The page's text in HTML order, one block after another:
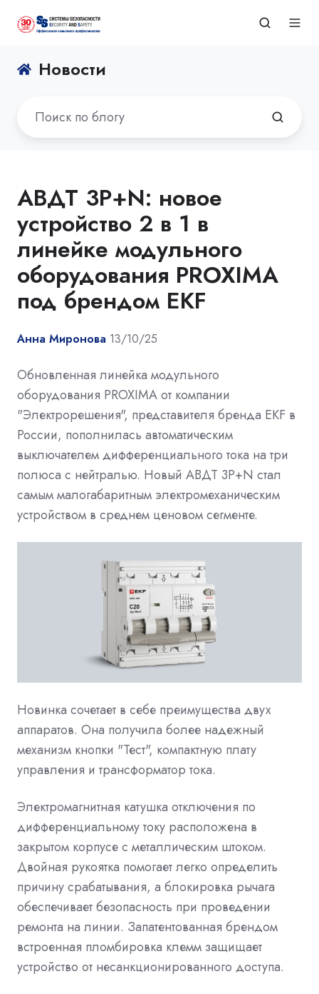
Новости
АВДТ 3P+N: новое
устройство 2 в 1 в
линейке модульного
оборудования PROXIMA
под брендом EKF
Анна Миронова 13/10/25
Обновленная линейка модульного
оборудования PROXIMA от компании
"Электрорешения", представителя бренда EKF в
России, пополнилась автоматическим
выключателем дифференциального тока на три
полюса с нейтралью. Новый АВДТ 3P+N стал
самым малогабаритным электромеханическим
устройством в среднем ценовом сегменте.
Новинка сочетает в себе преимущества двух
аппаратов. Она получила более надежный
механизм кнопки "Тест", компактную плату
управления и трансформатор тока.
Электромагнитная катушка отключения по
дифференциальному току расположена в
закрытом корпусе с металлическим штоком.
Двойная рукоятка помогает легко определить
причину срабатывания, а блокировка рычага
обеспечивает безопасность при проведении
ремонта на линии. Запатентованная брендом
встроенная пломбировка клемм защищает
устройство от несанкционированного доступа.